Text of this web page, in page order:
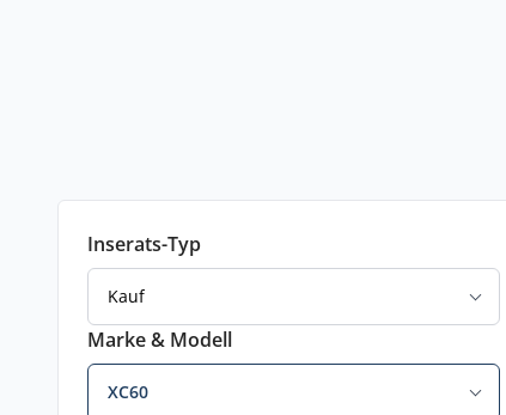
Inserats-Typ
Kauf
Marke & Modell
XC60